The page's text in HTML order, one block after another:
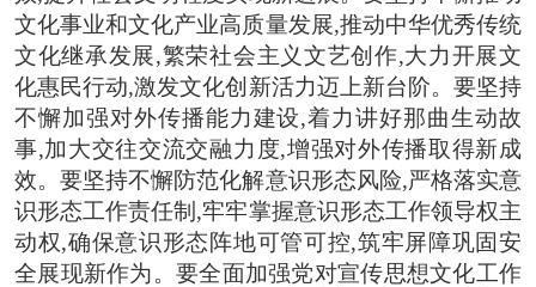
文化事业和文化产业高质量发展,推动中华优秀传统
文化继承发展,繁荣社会主义文艺创作,大力开展文
化惠民行动,激发文化创新活力迈上新台阶。要坚持
不懈加强对外传播能力建设,着力讲好那曲生动故
事,加大交往交流交融力度,增强对外传播取得新成
效。要坚持不懈防范化解意识形态风险,严格落实意
识形态工作责任制,牢牢掌握意识形态工作领导权主
动权,确保意识形态阵地可管可控,筑牢屏障巩固安
全展现新作为。要全面加强党对宣传思想文化工作